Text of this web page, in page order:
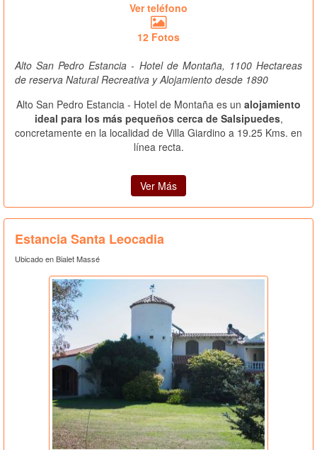
Ver teléfono
12 Fotos
Alto San Pedro Estancia - Hotel de Montaña, 1100 Hectareas
de reserva Natural Recreativa y Alojamiento desde 1890
Alto San Pedro Estancia - Hotel de Montaña es un alojamiento
ideal para los más pequeños cerca de Salsipuedes,
concretamente en la localidad de Villa Giardino a 19.25 Kms. en
línea recta.
Ver Más
Estancia Santa Leocadia
Ubicado en Bialet Massé